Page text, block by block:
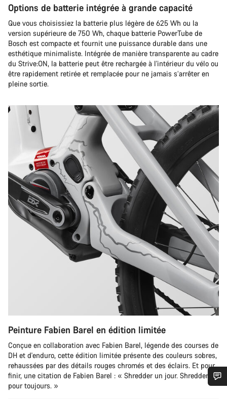
Options de batterie intégrée à grande capacité
Que vous choisissiez la batterie plus légère de 625 Wh ou la
version supérieure de 750 Wh, chaque batterie PowerTube de
Bosch est compacte et fournit une puissance durable dans une
esthétique minimaliste. Intégrée de manière transparente au cadre
du Strive:ON, la batterie peut être rechargée à l'intérieur du vélo ou
être rapidement retirée et remplacée pour ne jamais s’arrêter en
pleine sortie.
Peinture Fabien Barel en édition limitée
Conçue en collaboration avec Fabien Barel, légende des courses de
DH et d'enduro, cette édition limitée présente des couleurs sobres,
rehaussées par des détails rouges chromés et des éclairs. Et pour
finir, une citation de Fabien Barel : « Shredder un jour. Shredder
pour toujours. »